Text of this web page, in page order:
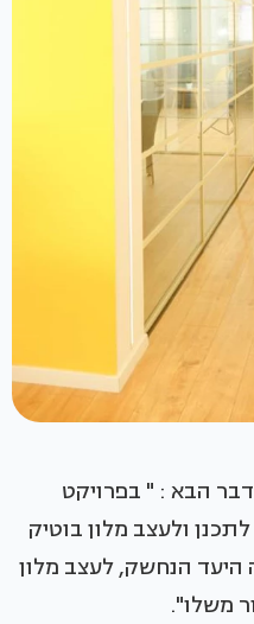
הבא : " בפרויקט
ולעצב מלון בוטיק
היעד הנחשק, לעצב מלון
משלו".